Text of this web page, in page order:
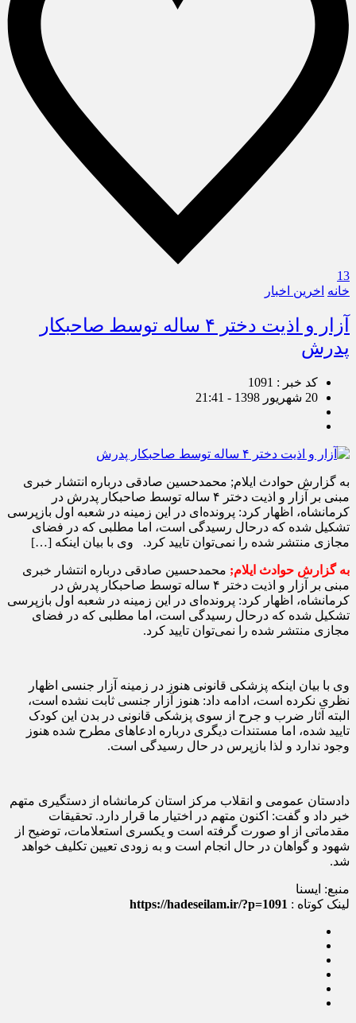
13
خانه اخرین اخبار
آزار و اذیت دختر ۴ ساله توسط صاحبکار
پدرش
کد خبر : 1091
20 شهریور 1398 - 21:41
به گزارش حوادث ایلام; محمدحسین صادقی درباره انتشار خبری
مبنی بر آزار و اذیت دختر ۴ ساله توسط صاحبکار پدرش در
کرمانشاه، اظهار کرد: پرونده‌ای در این زمینه در شعبه اول بازپرسی
تشکیل شده که درحال رسیدگی است، اما مطلبی که در فضای
مجازی منتشر شده را نمی‌توان تایید کرد. وی با بیان اینکه […]
به گزارش حوادث ایلام; محمدحسین صادقی درباره انتشار خبری
مبنی بر آزار و اذیت دختر ۴ ساله توسط صاحبکار پدرش در
کرمانشاه، اظهار کرد: پرونده‌ای در این زمینه در شعبه اول بازپرسی
تشکیل شده که درحال رسیدگی است، اما مطلبی که در فضای
مجازی منتشر شده را نمی‌توان تایید کرد.
وی با بیان اینکه پزشکی قانونی هنوز در زمینه آزار جنسی اظهار
نظری نکرده است، ادامه داد: هنوز آزار جنسی ثابت نشده است،
البته آثار ضرب و جرح از سوی پزشکی قانونی در بدن این کودک
تایید شده، اما مستندات دیگری درباره ادعاهای مطرح شده هنوز
وجود ندارد و لذا بازپرس در حال رسیدگی است.
دادستان عمومی و انقلاب مرکز استان کرمانشاه از دستگیری متهم
خبر داد و گفت: اکنون متهم در اختیار ما قرار دارد. تحقیقات
مقدماتی از او صورت گرفته است و یکسری استعلامات، توضیح از
شهود و گواهان در حال انجام است و به زودی تعیین تکلیف خواهد
شد.
منبع: ایسنا
لینک کوتاه : https://hadeseilam.ir/?p=1091